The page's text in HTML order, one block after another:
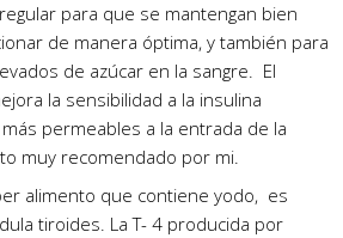
para que se mantengan bien
de manera óptima, y ​​también para
de azúcar en la sangre. El
la sensibilidad a la insulina
permeables a la entrada de la
muy recomendado por mi.
alimento que contiene yodo, es
tiroides. La T- 4 producida por